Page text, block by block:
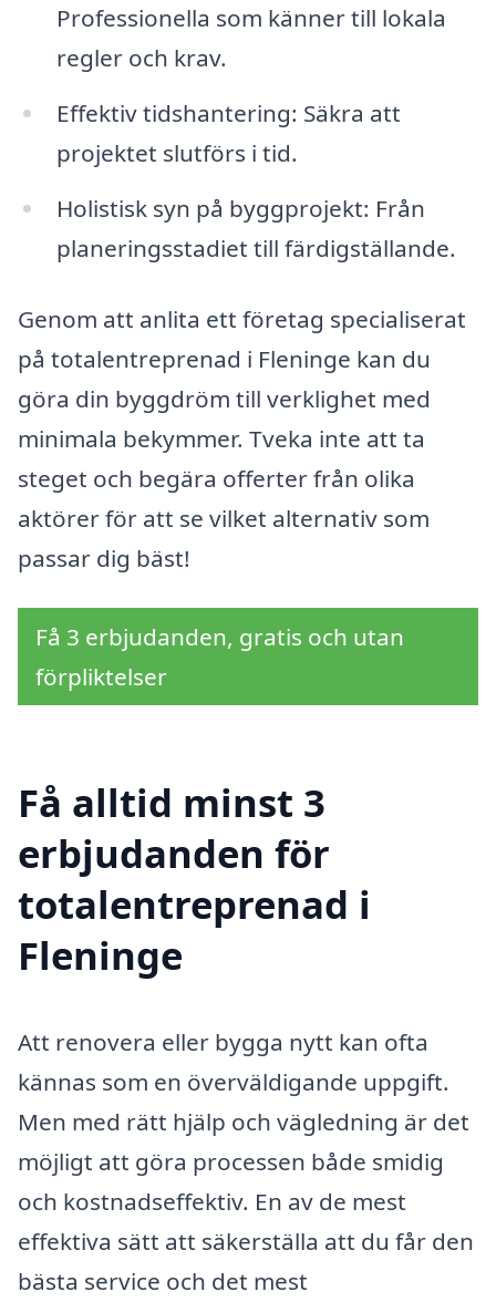
Professionella som känner till lokala
regler och krav.
Effektiv tidshantering: Säkra att
projektet slutförs i tid.
Holistisk syn på byggprojekt: Från
planeringsstadiet till färdigställande.
Genom att anlita ett företag specialiserat
på totalentreprenad i Fleninge kan du
göra din byggdröm till verklighet med
minimala bekymmer. Tveka inte att ta
steget och begära offerter från olika
aktörer för att se vilket alternativ som
passar dig bäst!
Få 3 erbjudanden, gratis och utan
förpliktelser
Få alltid minst 3
erbjudanden för
totalentreprenad i
Fleninge
Att renovera eller bygga nytt kan ofta
kännas som en överväldigande uppgift.
Men med rätt hjälp och vägledning är det
möjligt att göra processen både smidig
och kostnadseffektiv. En av de mest
effektiva sätt att säkerställa att du får den
bästa service och det mest